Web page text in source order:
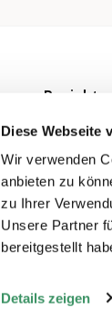
Diese Webseite
Wir verwenden
anbieten zu
zu Ihrer
Unsere Partner
bereitgestellt
Details zeigen
Projekte
Projekt-